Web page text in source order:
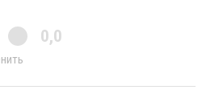
0,0